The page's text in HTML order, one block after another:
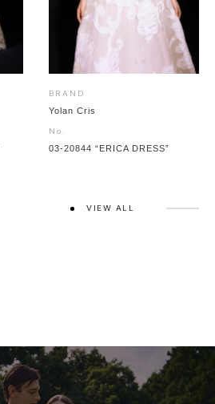
BRAND
Yolan Cris
No.
03-20844 “ERICA DRESS”
VIEW ALL